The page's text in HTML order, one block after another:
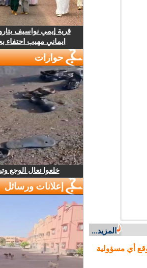
المزيد...
أي مسؤولية
قرية إيمي نواسيف
ايماني مهيب احتفاء
حوارات
خلعوا نعال الوجع
إعلانات ورسائل